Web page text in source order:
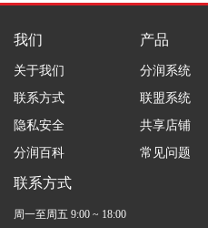
我们
关于我们
联系方式
隐私安全
分润百科
产品
分润系统
联盟系统
共享店铺
常见问题
联系方式
周一至周五 9:00 ~ 18:00